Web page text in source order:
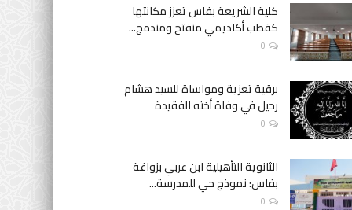
كلية الشريعة بفاس تعزز مكانتها
كقطب أكاديمي منفتح ومندمج...
0
برقية تعزية ومواساة للسيد هشام
رحيل في وفاة أخته الفقيدة
0
الثانوية التأهيلية ابن عربي بزواغة
بفاس: نموذج حي للمدرسة...
0